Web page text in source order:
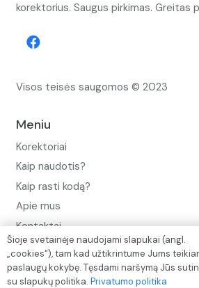
korektorius. Saugus pirkimas. Greitas
Visos teisės saugomos © 2023
Meniu
Korektoriai
Kaip naudotis?
Kaip rasti kodą?
Apie mus
Kontaktai
Privatumo politika
Pinigų ir prekių grąžinimo politika
Šioje svetainėje naudojami slapukai (angl.
„cookies“), tam kad užtikrintume Jums
paslaugų kokybę. Tęsdami naršymą Jūs
su slapukų politika. Privatumo politika